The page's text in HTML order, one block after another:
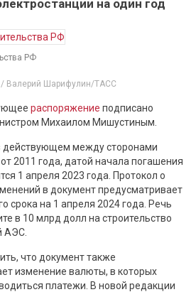
на один год
РФ
/ Валерий Шарифулин/ТАСС
распоряжение подписано
Михаилом Мишустиным.
действующем между сторонами
2011 года, датой начала погашения
1 апреля 2023 года. Протокол о
в документ предусматривает
срока на 1 апреля 2024 года. Речь
в 10 млрд долл на строительство
АЭС.
что документ также
изменение валюты, в которых
платежи. В новой редакции